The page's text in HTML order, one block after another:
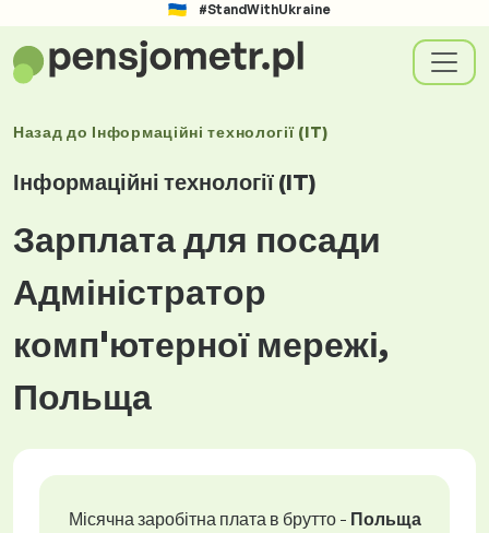
#StandWithUkraine
Назад до Інформаційні технології (IT)
Інформаційні технології (IT)
Зарплата для посади
Адміністратор
комп'ютерної мережі,
Польща
Місячна заробітна плата в брутто - Польща